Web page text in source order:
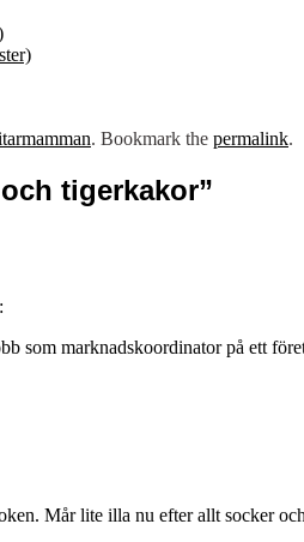
. Bookmark the permalink.
tigerkakor”
som marknadskoordinator på ett
Mår lite illa nu efter allt socker